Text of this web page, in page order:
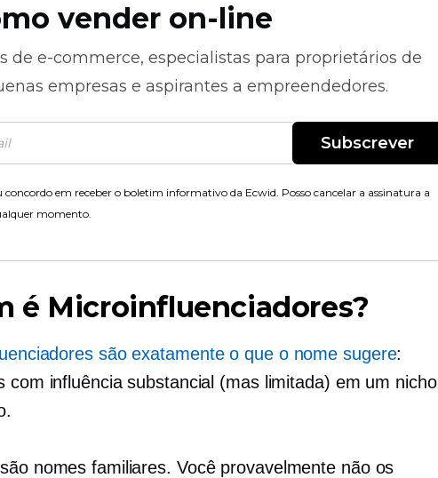
vender on-line
de e-commerce, especialistas para proprietários de
empresas e aspirantes a empreendedores.
Subscrever
concordo em receber o boletim informativo da Ecwid. Posso cancelar a assinatura a
momento.
é Microinfluenciadores?
são exatamente o que o nome sugere:
com influência substancial (mas limitada) em um nicho
nomes familiares. Você provavelmente não os